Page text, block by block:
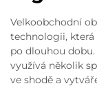
Velkoobchodní
technologii, která
po dlouhou
využívá několik
ve shodě a